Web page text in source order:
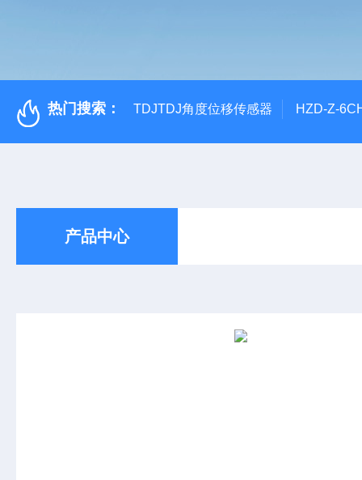
热门搜索： TDJTDJ角度位移传感器 HZD-Z-
产品中心